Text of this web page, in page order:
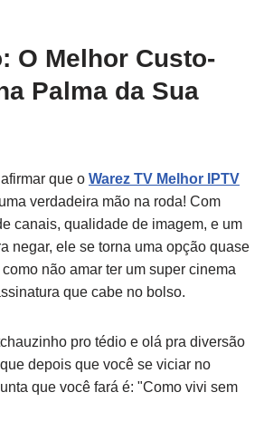
O Melhor Custo-
Palma da Sua
que o Warez TV Melhor IPTV
verdadeira mão na roda! Com
canais, qualidade de imagem, e um
negar, ele se torna uma opção quase
não amar ter um super cinema
que cabe no bolso.
pro tédio e olá pra diversão
depois que você se viciar no
que você fará é: "Como vivi sem